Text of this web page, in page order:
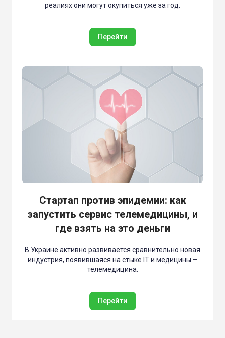
реалиях они могут окупиться уже за год.
Перейти
Стартап против эпидемии: как
запустить сервис телемедицины, и
где взять на это деньги
В Украине активно развивается сравнительно новая
индустрия, появившаяся на стыке IT и медицины –
телемедицина.
Перейти